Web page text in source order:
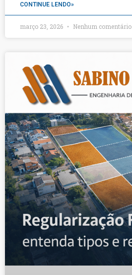
CONTINUE LENDO»
março 23, 2026 Nenhum comentário